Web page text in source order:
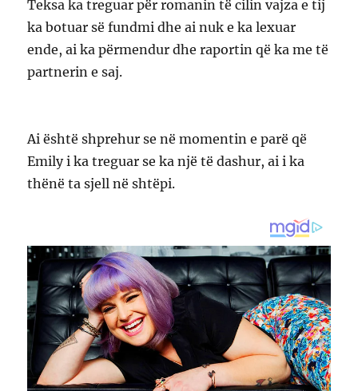
Teksa ka treguar për romanin të cilin vajza e tij
ka botuar së fundmi dhe ai nuk e ka lexuar
ende, ai ka përmendur dhe raportin që ka me të
partnerin e saj.
Ai është shprehur se në momentin e parë që
Emily i ka treguar se ka një të dashur, ai i ka
thënë ta sjell në shtëpi.